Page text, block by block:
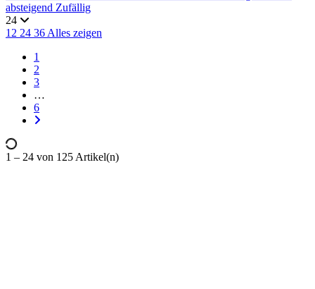
€
Hersteller
Artikel anzeigen
absteigend Zufällig
24
12 24 36Alles zeigen
1
2
3
…
6
1 – 24 von 125 Artikel(n)